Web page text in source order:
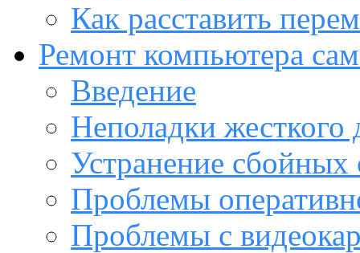
Как расставить
Ремонт компьютера
Введение
Неполадки жесткого
Устранение сбойных
Проблемы
Проблемы с